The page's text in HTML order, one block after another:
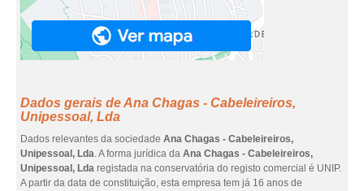
Dados gerais de Ana Chagas - Cabeleireiros,
Unipessoal, Lda
Dados relevantes da sociedade Ana Chagas - Cabeleireiros,
Unipessoal, Lda. A forma jurídica da Ana Chagas - Cabeleireiros,
Unipessoal, Lda registada na conservatória do registo comercial é UNIP.
A partir da data de constituição, esta empresa tem já 16 anos de